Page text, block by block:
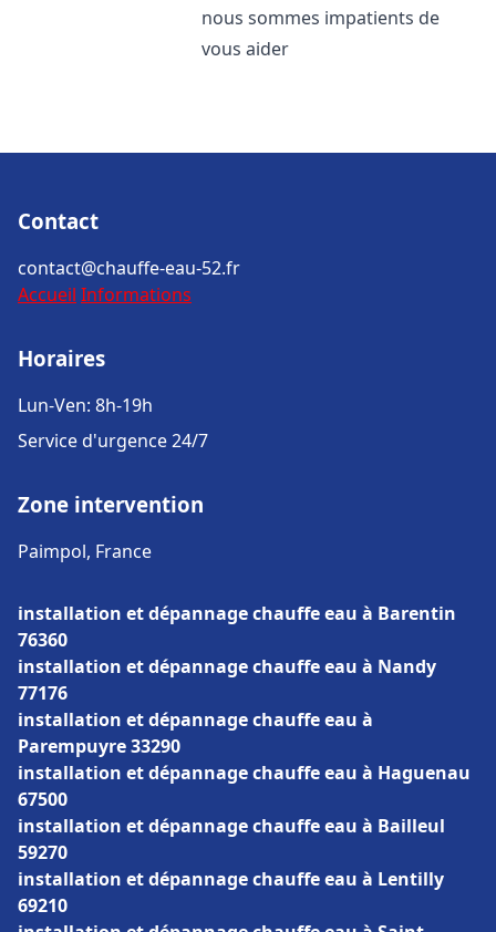
nous sommes impatients de
vous aider
Contact
contact@chauffe-eau-52.fr
Accueil Informations
Horaires
Lun-Ven: 8h-19h
Service d'urgence 24/7
Zone intervention
Paimpol, France
installation et dépannage chauffe eau à Barentin
76360
installation et dépannage chauffe eau à Nandy
77176
installation et dépannage chauffe eau à
Parempuyre 33290
installation et dépannage chauffe eau à Haguenau
67500
installation et dépannage chauffe eau à Bailleul
59270
installation et dépannage chauffe eau à Lentilly
69210